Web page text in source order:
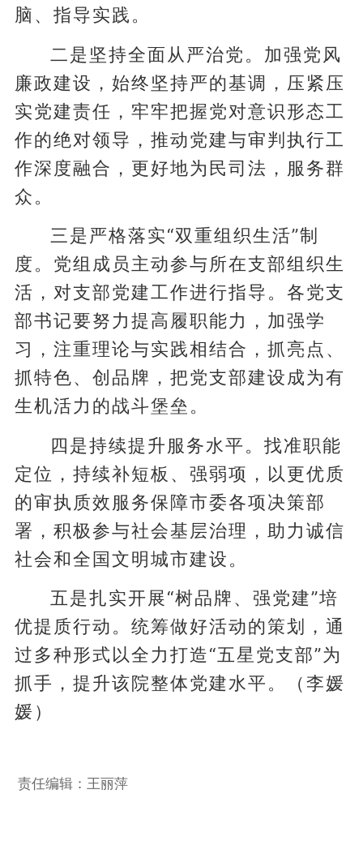
脑、指导实践。
二是坚持全面从严治党。加强党风
廉政建设，始终坚持严的基调，压紧压
实党建责任，牢牢把握党对意识形态工
作的绝对领导，推动党建与审判执行工
作深度融合，更好地为民司法，服务群
众。
三是严格落实“双重组织生活”制
度。党组成员主动参与所在支部组织生
活，对支部党建工作进行指导。各党支
部书记要努力提高履职能力，加强学
习，注重理论与实践相结合，抓亮点、
抓特色、创品牌，把党支部建设成为有
生机活力的战斗堡垒。
四是持续提升服务水平。找准职能
定位，持续补短板、强弱项，以更优质
的审执质效服务保障市委各项决策部
署，积极参与社会基层治理，助力诚信
社会和全国文明城市建设。
五是扎实开展“树品牌、强党建”培
优提质行动。统筹做好活动的策划，通
过多种形式以全力打造“五星党支部”为
抓手，提升该院整体党建水平。（李媛
媛）
责任编辑：王丽萍